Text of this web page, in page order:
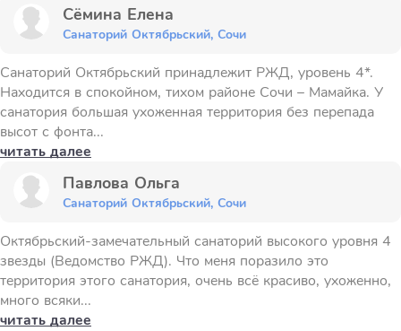
Сёмина Елена
Санаторий Октябрьский, Сочи
Санаторий Октябрьский принадлежит РЖД, уровень 4*.
Находится в спокойном, тихом районе Сочи – Мамайка. У
санатория большая ухоженная территория без перепада
высот с фонта...
читать далее
Павлова Ольга
Санаторий Октябрьский, Сочи
Октябрьский-замечательный санаторий высокого уровня 4
звезды (Ведомство РЖД). Что меня поразило это
территория этого санатория, очень всё красиво, ухоженно,
много всяки...
читать далее